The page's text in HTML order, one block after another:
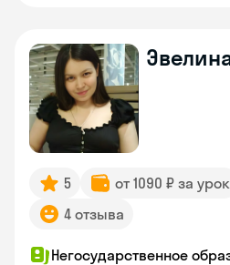
5 от 1090 ₽ за урок
4 отзыва
Негосударственное